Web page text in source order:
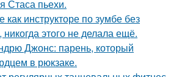
Стаса пьехи.
как инструкторе по зумбе без
этого не делала ещё.
Джонс: парень, который
в рюкзаке.